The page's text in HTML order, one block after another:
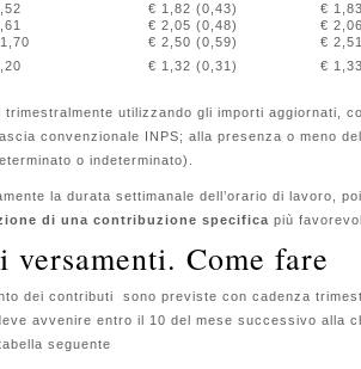
€ 1,82 (0,43)
€
€ 2,05 (0,48)
€
€ 2,50 (0,59)
€
€ 1,32 (0,31) €
utilizzando gli importi aggiornati,
convenzionale INPS; alla presenza o meno
o indeterminato).
la durata settimanale dell’orario di lavoro,
di una contribuzione specifica più
versamenti. Come fare
dei contributi sono previste con cadenza
avvenire entro il 10 del mese successivo alla
seguente